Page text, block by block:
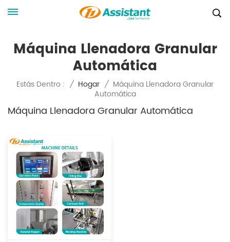
Máquina Llenadora Granular
Automática
Estás Dentro : / Hogar / Máquina Llenadora Granular
Automática
Máquina Llenadora Granular Automática